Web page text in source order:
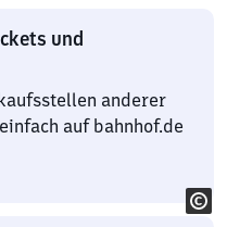
und
anderer
auf bahnhof.de